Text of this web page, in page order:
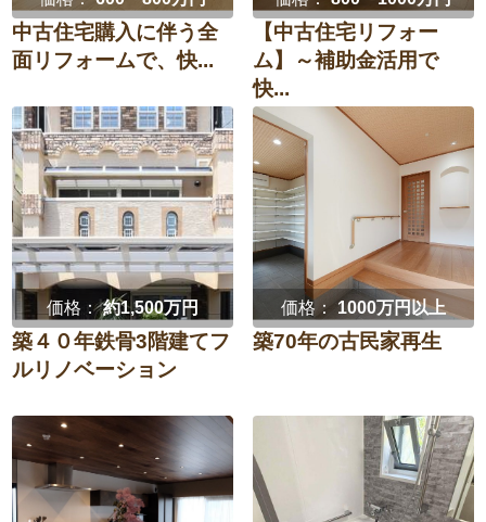
中古住宅購入に伴う全
面リフォームで、快...
【中古住宅リフォー
ム】～補助金活用で
快...
価格：約1,500万円
築４０年鉄骨3階建てフ
ルリノベーション
価格： 1000万円以上
築70年の古民家再生